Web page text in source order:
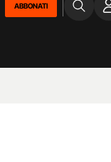
ABBONATI